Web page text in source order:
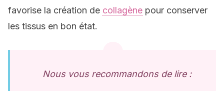
favorise la création de collagène pour conserver
les tissus en bon état.
Nous vous recommandons de lire :